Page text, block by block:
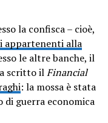
la confisca – cioè,
appartenenti alla
le altre banche, il
scritto ilFinancial
: la mossa è stata
di guerra economica